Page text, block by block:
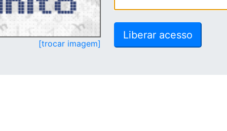
[trocar imagem]